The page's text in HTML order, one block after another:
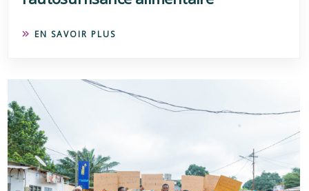
EN SAVOIR PLUS